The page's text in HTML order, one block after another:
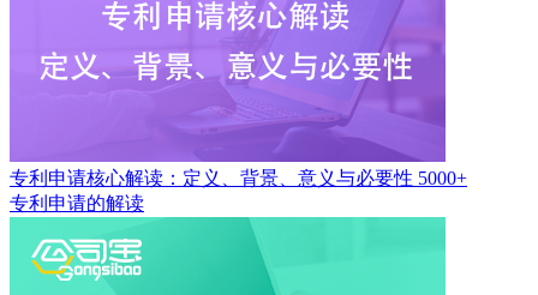
专利申请核心解读：定义、背景、意义与必要性 5000+
专利申请的解读